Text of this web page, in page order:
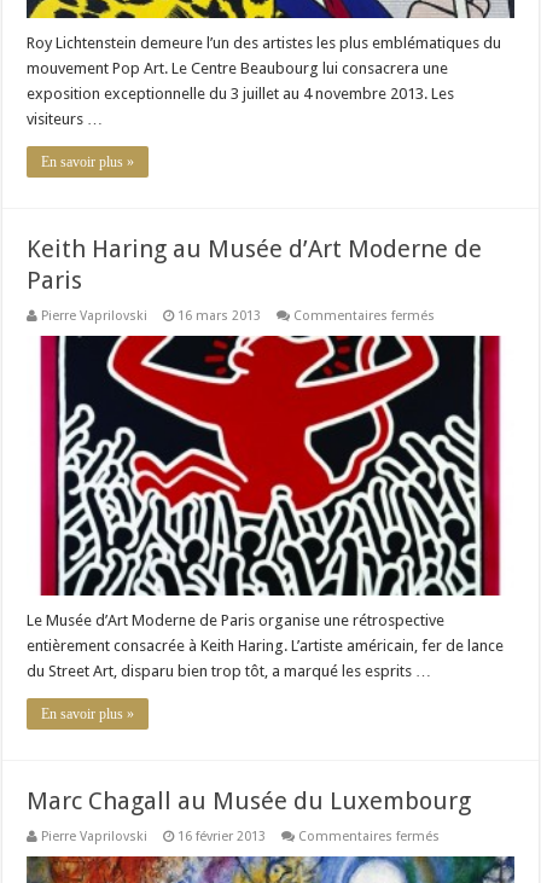
Roy Lichtenstein demeure l’un des artistes les plus emblématiques du
mouvement Pop Art. Le Centre Beaubourg lui consacrera une
exposition exceptionnelle du 3 juillet au 4 novembre 2013. Les
visiteurs …
En savoir plus »
Keith Haring au Musée d’Art Moderne de
Paris
Pierre Vaprilovski 16 mars 2013 Commentaires fermés
Haring
au
Musée
Moderne
de
Paris
Le Musée d’Art Moderne de Paris organise une rétrospective
entièrement consacrée à Keith Haring. L’artiste américain, fer de lance
du Street Art, disparu bien trop tôt, a marqué les esprits …
En savoir plus »
Marc Chagall au Musée du Luxembourg
Pierre Vaprilovski 16 février 2013 Commentaires fermés
Chagall